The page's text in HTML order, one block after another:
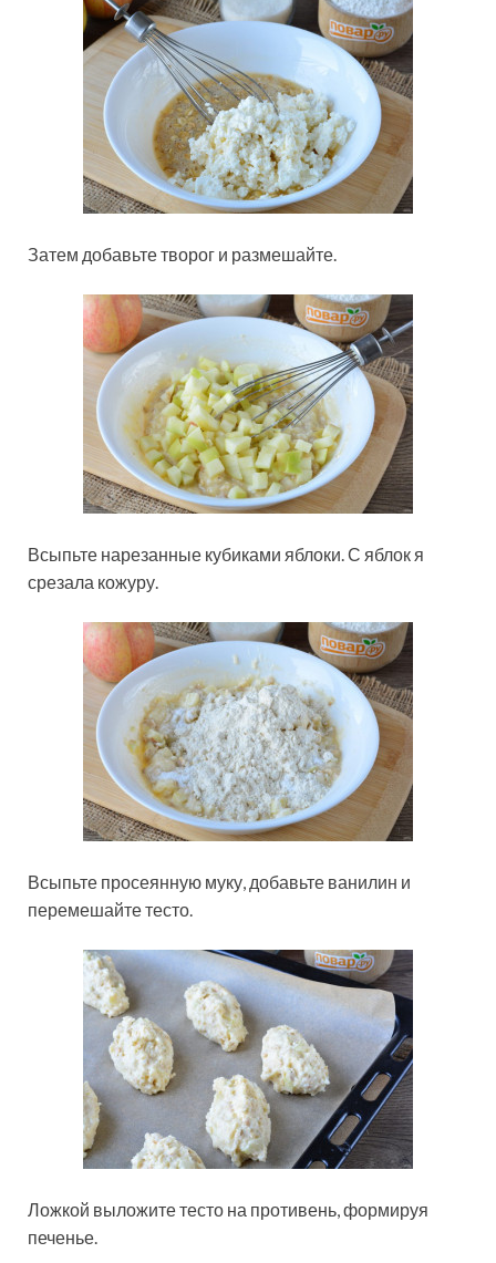
Затем добавьте творог и размешайте.
Всыпьте нарезанные кубиками яблоки. С яблок я
срезала кожуру.
Всыпьте просеянную муку, добавьте ванилин и
перемешайте тесто.
Ложкой выложите тесто на противень, формируя
печенье.